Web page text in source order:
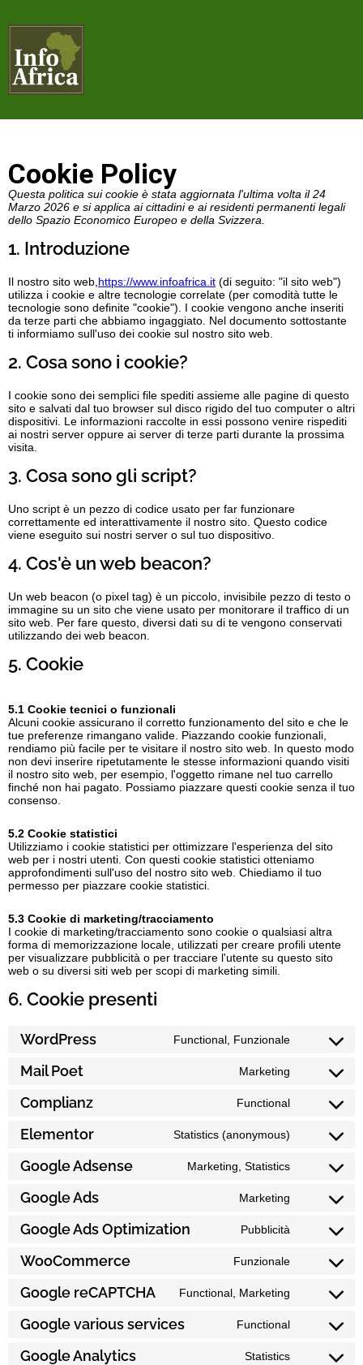
Cookie Policy
Questa politica sui cookie è stata aggiornata l'ultima volta il 24
Marzo 2026 e si applica ai cittadini e ai residenti permanenti legali
dello Spazio Economico Europeo e della Svizzera.
1. Introduzione
Il nostro sito web, https://www.infoafrica.it (di seguito: "il sito web")
utilizza i cookie e altre tecnologie correlate (per comodità tutte le
tecnologie sono definite "cookie"). I cookie vengono anche inseriti
da terze parti che abbiamo ingaggiato. Nel documento sottostante
ti informiamo sull'uso dei cookie sul nostro sito web.
2. Cosa sono i cookie?
I cookie sono dei semplici file spediti assieme alle pagine di questo
sito e salvati dal tuo browser sul disco rigido del tuo computer o altri
dispositivi. Le informazioni raccolte in essi possono venire rispediti
ai nostri server oppure ai server di terze parti durante la prossima
visita.
3. Cosa sono gli script?
Uno script è un pezzo di codice usato per far funzionare
correttamente ed interattivamente il nostro sito. Questo codice
viene eseguito sui nostri server o sul tuo dispositivo.
4. Cos'è un web beacon?
Un web beacon (o pixel tag) è un piccolo, invisibile pezzo di testo o
immagine su un sito che viene usato per monitorare il traffico di un
sito web. Per fare questo, diversi dati su di te vengono conservati
utilizzando dei web beacon.
5. Cookie
5.1 Cookie tecnici o funzionali
Alcuni cookie assicurano il corretto funzionamento del sito e che le
tue preferenze rimangano valide. Piazzando cookie funzionali,
rendiamo più facile per te visitare il nostro sito web. In questo modo
non devi inserire ripetutamente le stesse informazioni quando visiti
il nostro sito web, per esempio, l'oggetto rimane nel tuo carrello
finché non hai pagato. Possiamo piazzare questi cookie senza il tuo
consenso.
5.2 Cookie statistici
Utilizziamo i cookie statistici per ottimizzare l'esperienza del sito
web per i nostri utenti. Con questi cookie statistici otteniamo
approfondimenti sull'uso del nostro sito web. Chiediamo il tuo
permesso per piazzare cookie statistici.
5.3 Cookie di marketing/tracciamento
I cookie di marketing/tracciamento sono cookie o qualsiasi altra
forma di memorizzazione locale, utilizzati per creare profili utente
per visualizzare pubblicità o per tracciare l'utente su questo sito
web o su diversi siti web per scopi di marketing simili.
6. Cookie presenti
WordPress Functional, Funzionale
Mail Poet Marketing
Complianz Functional
Elementor Statistics (anonymous)
Google Adsense Marketing, Statistics
Google Ads Marketing
Google Ads Optimization Pubblicità
WooCommerce Funzionale
Google reCAPTCHA Functional, Marketing
Google various services Functional
Google Analytics Statistics